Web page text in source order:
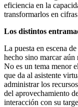
eficiencia en la
transformarlos en
Los distintos
La puesta en escena
hecho sino marcar aún
No es un tema menor
que da al asistente
administrar los
del aprovechamiento
interacción con su